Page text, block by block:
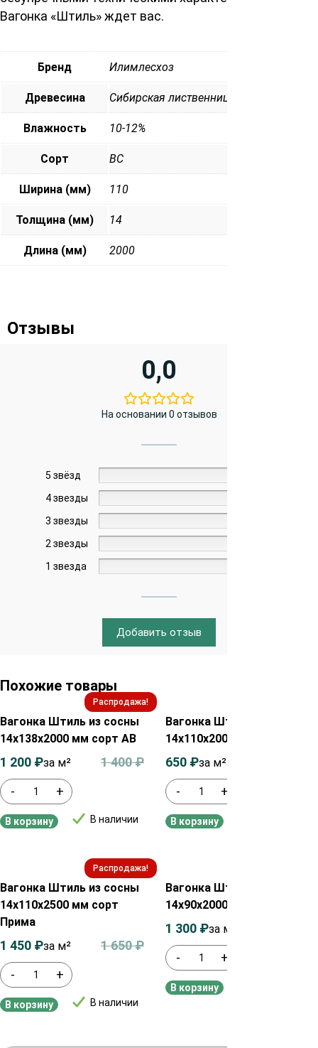
Вагонка «Штиль» ждет вас.
Бренд Илимлесхоз
Древесина Сибирская лиственница
Влажность 10-12%
Сорт ВС
Ширина (мм) 110
Толщина (мм) 14
Длина (мм) 2000
Отзывы
0,0
На основании 0 отзывов
5 звёзд
4 звезды
3 звезды
2 звезды
1 звезда
Добавить отзыв
Похожие товары
Распродажа!
Вагонка Штиль из сосны
14х138х2000 мм сорт АВ
- +
В наличии
1 400₽
1 200 ₽за м²
В корзину
Вагонка Штиль из сосны
14х110х2000 мм сорт ВС
- +
650 ₽за м²
В корзину
Распродажа!
Вагонка Штиль из сосны
14х110х2500 мм сорт
Прима
- +
В наличии
1 650₽
1 450 ₽за м²
В корзину
Вагонка Штиль из сосны
14х90х2000 мм сорт Прима
- +
1 300 ₽за м²
В корзину